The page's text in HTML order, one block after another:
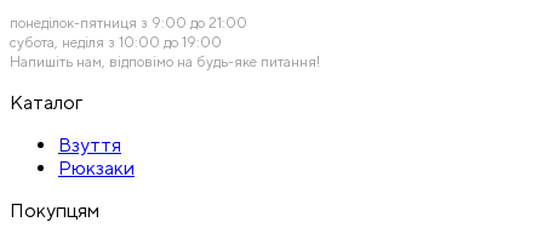
понеділок-пятниця з 9:00 до 21:00
субота, неділя з 10:00 до 19:00
Напишіть нам, відповімо на будь-яке питання!
Каталог
Взуття
Рюкзаки
Покупцям